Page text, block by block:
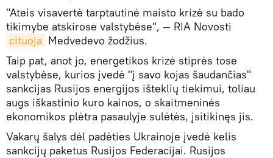
"Ateis visavertė tarptautinė maisto krizė su bado
tikimybe atskirose valstybėse", — RIA Novosti
cituoja Medvedevo žodžius.
Taip pat, anot jo, energetikos krizė stiprės tose
valstybėse, kurios įvedė "į savo kojas šaudančias"
sankcijas Rusijos energijos išteklių tiekimui, toliau
augs iškastinio kuro kainos, o skaitmeninės
ekonomikos plėtra pasaulyje sulėtės, įsitikinęs jis.
Vakarų šalys dėl padėties Ukrainoje įvedė kelis
sankcijų paketus Rusijos Federacijai. Rusijos